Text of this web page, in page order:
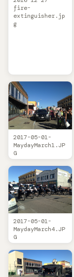
fire-
extinguisher.jp
g
2017-05-01-
MaydayMarch1.JP
G
2017-05-01-
MaydayMarch4.JP
G